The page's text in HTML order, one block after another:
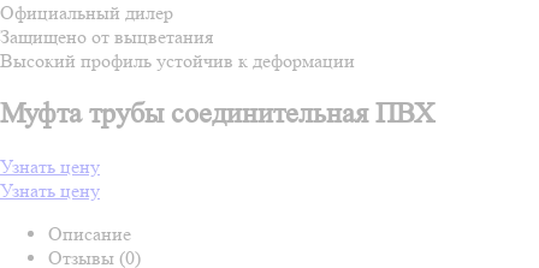
Официальный дилер
Защищено от выцветания
Высокий профиль устойчив к деформации
Муфта трубы соединительная ПВХ
Узнать цену
Узнать цену
Описание
Отзывы (0)